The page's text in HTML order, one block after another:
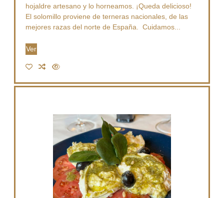
hojaldre artesano y lo horneamos. ¡Queda delicioso!
El solomillo proviene de terneras nacionales, de las
mejores razas del norte de España. Cuidamos...
Ver